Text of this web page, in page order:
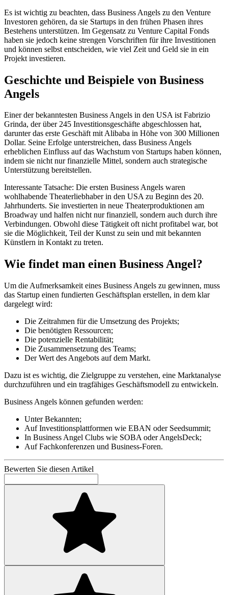
Es ist wichtig zu beachten, dass Business Angels zu den Venture
Investoren gehören, da sie Startups in den frühen Phasen ihres
Bestehens unterstützen. Im Gegensatz zu Venture Capital Fonds
haben sie jedoch keine strengen Vorschriften für ihre Investitionen
und können selbst entscheiden, wie viel Zeit und Geld sie in ein
Projekt investieren.
Geschichte und Beispiele von Business
Angels
Einer der bekanntesten Business Angels in den USA ist Fabrizio
Grinda, der über 245 Investitionsgeschäfte abgeschlossen hat,
darunter das erste Geschäft mit Alibaba in Höhe von 300 Millionen
Dollar. Seine Erfolge unterstreichen, dass Business Angels
erheblichen Einfluss auf das Wachstum von Startups haben können,
indem sie nicht nur finanzielle Mittel, sondern auch strategische
Unterstützung bereitstellen.
Interessante Tatsache: Die ersten Business Angels waren
wohlhabende Theaterliebhaber in den USA zu Beginn des 20.
Jahrhunderts. Sie investierten in neue Theaterproduktionen am
Broadway und halfen nicht nur finanziell, sondern auch durch ihre
Verbindungen. Obwohl diese Tätigkeit oft nicht profitabel war, bot
sie die Möglichkeit, Teil der Kunst zu sein und mit bekannten
Künstlern in Kontakt zu treten.
Wie findet man einen Business Angel?
Um die Aufmerksamkeit eines Business Angels zu gewinnen, muss
das Startup einen fundierten Geschäftsplan erstellen, in dem klar
dargelegt wird:
Die Zeitrahmen für die Umsetzung des Projekts;
Die benötigten Ressourcen;
Die potenzielle Rentabilität;
Die Zusammensetzung des Teams;
Der Wert des Angebots auf dem Markt.
Dazu ist es wichtig, die Zielgruppe zu verstehen, eine Marktanalyse
durchzuführen und ein tragfähiges Geschäftsmodell zu entwickeln.
Business Angels können gefunden werden:
Unter Bekannten;
Auf Investitionsplattformen wie EBAN oder Seedsummit;
In Business Angel Clubs wie SOBA oder AngelsDeck;
Auf Fachkonferenzen und Business-Foren.
Bewerten Sie diesen Artikel